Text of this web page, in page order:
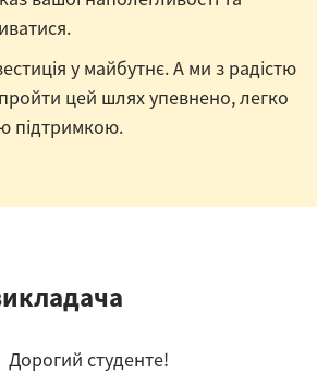
у майбутнє. А ми з радістю
цей шлях упевнено, легко
підтримкою.
Дорогий студенте!